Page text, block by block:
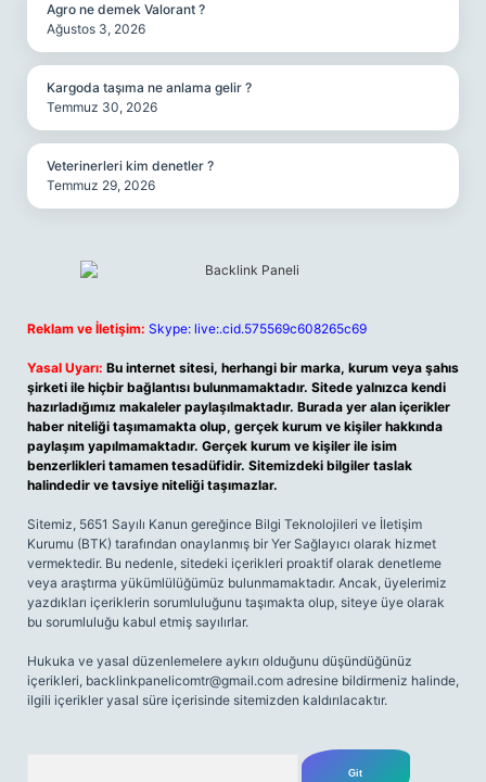
Agro ne demek Valorant ?
Ağustos 3, 2026
Kargoda taşıma ne anlama gelir ?
Temmuz 30, 2026
Veterinerleri kim denetler ?
Temmuz 29, 2026
Reklam ve İletişim: Skype: live:.cid.575569c608265c69
Yasal Uyarı: Bu internet sitesi, herhangi bir marka, kurum veya şahıs
şirketi ile hiçbir bağlantısı bulunmamaktadır. Sitede yalnızca kendi
hazırladığımız makaleler paylaşılmaktadır. Burada yer alan içerikler
haber niteliği taşımamakta olup, gerçek kurum ve kişiler hakkında
paylaşım yapılmamaktadır. Gerçek kurum ve kişiler ile isim
benzerlikleri tamamen tesadüfidir. Sitemizdeki bilgiler taslak
halindedir ve tavsiye niteliği taşımazlar.
Sitemiz, 5651 Sayılı Kanun gereğince Bilgi Teknolojileri ve İletişim
Kurumu (BTK) tarafından onaylanmış bir Yer Sağlayıcı olarak hizmet
vermektedir. Bu nedenle, sitedeki içerikleri proaktif olarak denetleme
veya araştırma yükümlülüğümüz bulunmamaktadır. Ancak, üyelerimiz
yazdıkları içeriklerin sorumluluğunu taşımakta olup, siteye üye olarak
bu sorumluluğu kabul etmiş sayılırlar.
Hukuka ve yasal düzenlemelere aykırı olduğunu düşündüğünüz
içerikleri, backlinkpanelicomtr@gmail.com adresine bildirmeniz halinde,
ilgili içerikler yasal süre içerisinde sitemizden kaldırılacaktır.